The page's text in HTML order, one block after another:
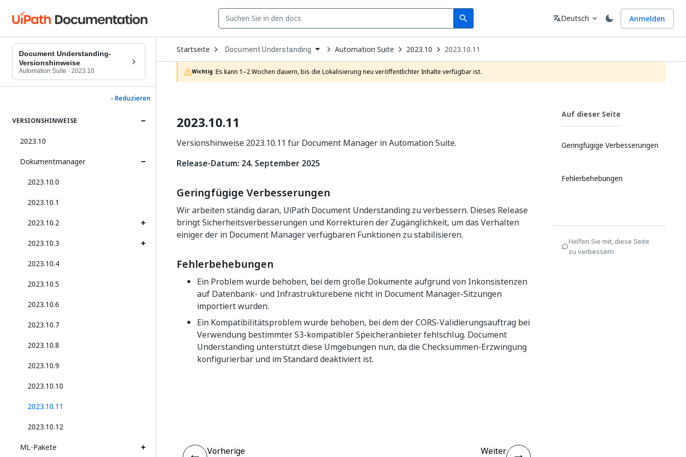
search
Search Sprache
translateDeutsch expand_more Anmelden
Document Understanding-
Versionshinweise
Automation Suite · 2023.10
- Reduzieren
VERSIONSHINWEISE
2023.10
Dokumentmanager
2023.10.0
2023.10.1
2023.10.2
2023.10.3
2023.10.4
2023.10.5
2023.10.6
2023.10.7
2023.10.8
2023.10.9
2023.10.10
2023.10.11
2023.10.12
ML-Pakete
Startseite Open
Dropdown
to
choose
product
Document Understanding Automation Suite 2023.10 2023.10.11
Wichtig :Es kann 1–2 Wochen dauern, bis die Lokalisierung neu veröffentlichter Inhalte verfügbar ist.
2023.10.11
Versionshinweise 2023.10.11 für Document Manager in Automation Suite.
Release-Datum: 24. September 2025
Geringfügige Verbesserungen
Wir arbeiten ständig daran, UiPath Document Understanding zu verbessern. Dieses Release
bringt Sicherheitsverbesserungen und Korrekturen der Zugänglichkeit, um das Verhalten
einiger der in Document Manager verfügbaren Funktionen zu stabilisieren.
Fehlerbehebungen
Ein Problem wurde behoben, bei dem große Dokumente aufgrund von Inkonsistenzen
auf Datenbank- und Infrastrukturebene nicht in Document Manager-Sitzungen
importiert wurden.
Ein Kompatibilitätsproblem wurde behoben, bei dem der CORS-Validierungsauftrag bei
Verwendung bestimmter S3-kompatibler Speicheranbieter fehlschlug. Document
Understanding unterstützt diese Umgebungen nun, da die Checksummen-Erzwingung
konfigurierbar und im Standard deaktiviert ist.
Auf dieser Seite
Geringfügige Verbesserungen
Fehlerbehebungen
Helfen Sie mit, diese Seite
zu verbessern
Vorherige Weiter